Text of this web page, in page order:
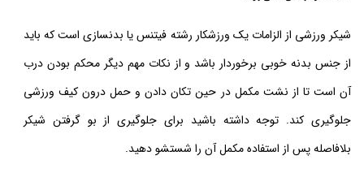
شیکر ورزشی از الزامات یک ورزشکار رشته فیتنس یا بدنسازی است که باید
از جنس بدنه خوبی برخوردار باشد و از نکات مهم دیگر محکم بودن درب
آن است تا از نشت مکمل در حین تکان دادن و حمل درون کیف ورزشی
جلوگیری کند. توجه داشته باشید برای جلوگیری از بو گرفتن شیکر
بلافاصله پس از استفاده مکمل آن را شستشو دهید.